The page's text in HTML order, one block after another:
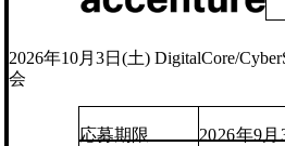
2026年10月3日(土) DigitalCore/
会
応募期限
2026年9